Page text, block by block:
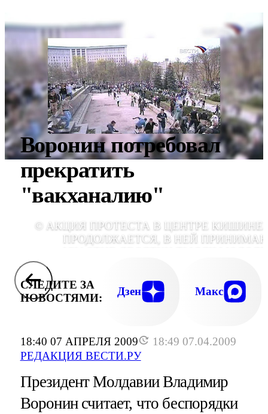
18:40 07 АПРЕЛЯ 2009
18:49 07.04.2009
РЕДАКЦИЯ ВЕСТИ.РУ
Воронин потребовал
прекратить
"вакханалию"
© АКЦИЯ ПРОТЕСТА В ЦЕНТРЕ
ПРОДОЛЖАЕТСЯ, В НЕЙ
ЛЮДЕЙ, КОТОРЫЕ, КАК ОНИ
НЕДОВОЛЬНЫ РЕЗУЛЬТАТАМИ
СЛЕДИТЕ ЗА
НОВОСТЯМИ:
Дзен Макс
Президент Молдавии Владимир
Воронин считает, что беспорядки